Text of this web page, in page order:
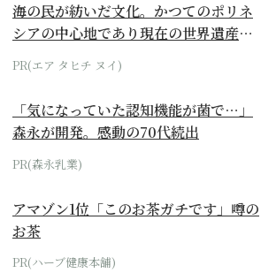
海の民が紡いだ文化。かつてのポリネ
シアの中心地であり現在の世界遺産か
らみえてくる...
PR(エア タヒチ ヌイ)
「気になっていた認知機能が菌で…」
森永が開発。感動の70代続出
PR(森永乳業)
アマゾン1位「このお茶ガチです」噂の
お茶
PR(ハーブ健康本舗)